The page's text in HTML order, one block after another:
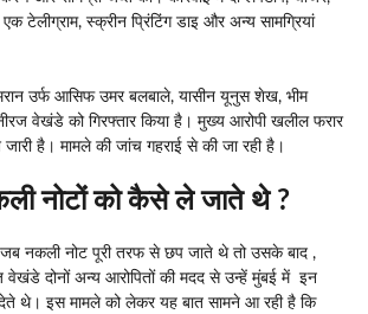
टेलीग्राम, स्क्रीन प्रिंटिंग डाइ और अन्य सामग्रियां
उर्फ आसिफ उमर बलबाले, यासीन यूनुस शेख, भीम
वेखंडे को गिरफ्तार किया है। मुख्य आरोपी खलील फरार
है। मामले की जांच गहराई से की जा रही है।
नोटों को कैसे ले जाते थे ?
नकली नोट पूरी तरफ से छप जाते थे तो उसके बाद ,
दोनों अन्य आरोपितों की मदद से उन्हें मुंबई में इन
थे। इस मामले को लेकर यह बात सामने आ रही है कि